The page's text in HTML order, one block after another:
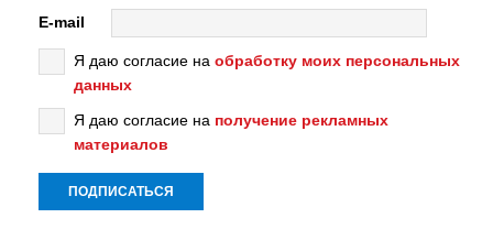
E-mail
Я даю согласие на обработку моих персональных
данных
Я даю согласие на получение рекламных
материалов